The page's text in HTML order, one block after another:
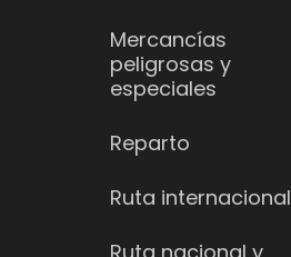
Mercancías
peligrosas y
especiales
Reparto
Ruta internacional